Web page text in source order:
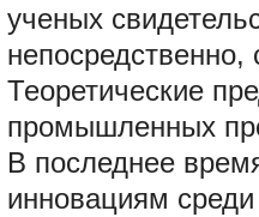
ученых
Теоретические
промышленных
В последнее
инновациям